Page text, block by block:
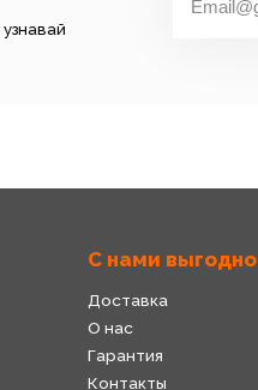
С нами выгодно
Доставка
О нас
Гарантия
Контакты